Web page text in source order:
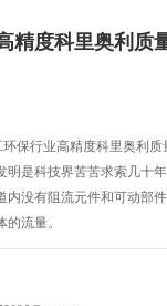
精度科里奥利质
保行业高精度科里奥利
明是科技界苦苦求索几十
内没有阻流元件和可动部
流量。